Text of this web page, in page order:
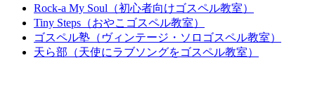
Rock-a My Soul（初心者向けゴスペル教室）
Tiny Steps（おやこゴスペル教室）
ゴスペル塾（ヴィンテージ・ソロゴスペル教室）
天ら部（天使にラブソングをゴスペル教室）